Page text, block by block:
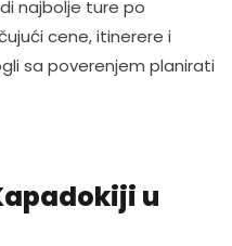
najbolje ture po
cene, itinerere i
sa poverenjem planirati
u